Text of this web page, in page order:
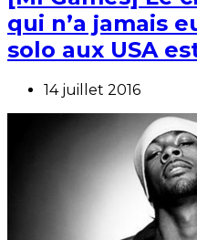
qui n’a jamais
solo aux USA
14 juillet 2016